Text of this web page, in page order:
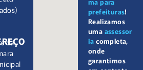
da
prefeituras!
Realizamos
uma assessor
ia completa,
onde
garantimos